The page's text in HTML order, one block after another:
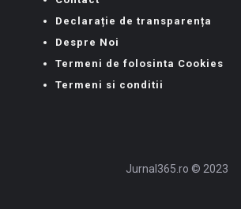
Declarație de transparența
Despre Noi
Termeni de folosinta Cookies
Termeni si conditii
Jurnal365.ro © 2023